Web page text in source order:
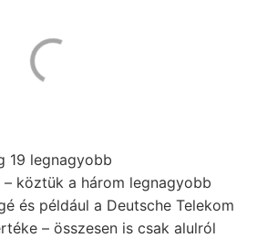
19 legnagyobb
köztük a három legnagyobb
és például a Deutsche Telekom
– összesen is csak alulról